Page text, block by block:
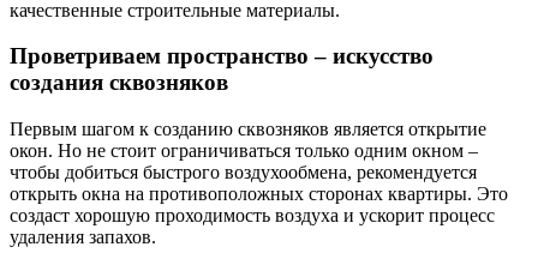
качественные строительные материалы.
Проветриваем пространство – искусство
создания сквозняков
Первым шагом к созданию сквозняков является открытие
окон. Но не стоит ограничиваться только одним окном –
чтобы добиться быстрого воздухообмена, рекомендуется
открыть окна на противоположных сторонах квартиры. Это
создаст хорошую проходимость воздуха и ускорит процесс
удаления запахов.